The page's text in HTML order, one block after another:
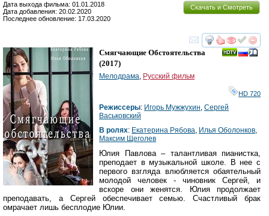
Скачать и Смотреть
Дата выхода фильма: 01.01.2018
Дата добавления: 20.02.2020
Последнее обновление: 17.03.2020
смотреть
Смягчающие Обстоятельства
(2017)
Мелодрама, Русский фильм
HD 720
Режиссеры: Игорь Мужжухин, Сергей
Васьковский
В ролях: Екатерина Рябова, Илья Оболонков,
Максим Щеголев
Юлия Павлова – талантливая пианистка,
преподает в музыкальной школе. В нее с
первого взгляда влюбляется обаятельный
молодой человек - чиновник Сергей, и
вскоре они женятся. Юлия продолжает
преподавать, а Сергей обеспечивает семью. Счастливый брак
омрачает лишь бесплодие Юлии.